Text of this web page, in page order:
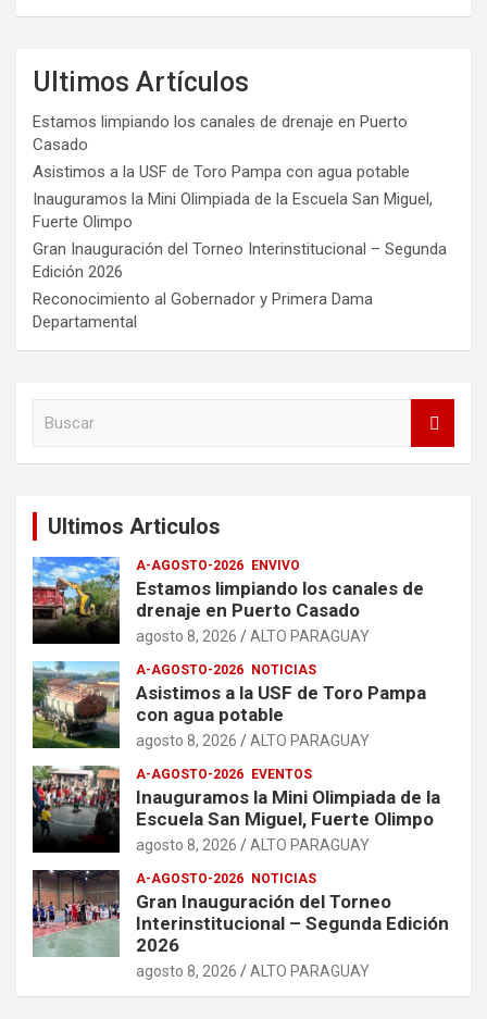
Ultimos Artículos
Estamos limpiando los canales de drenaje en Puerto
Casado
Asistimos a la USF de Toro Pampa con agua potable
Inauguramos la Mini Olimpiada de la Escuela San Miguel,
Fuerte Olimpo
Gran Inauguración del Torneo Interinstitucional – Segunda
Edición 2026
Reconocimiento al Gobernador y Primera Dama
Departamental
Ultimos Articulos
A-AGOSTO-2026 ENVIVO
Estamos limpiando los canales de
drenaje en Puerto Casado
agosto 8, 2026 ALTO PARAGUAY
A-AGOSTO-2026 NOTICIAS
Asistimos a la USF de Toro Pampa
con agua potable
agosto 8, 2026 ALTO PARAGUAY
A-AGOSTO-2026 EVENTOS
Inauguramos la Mini Olimpiada de la
Escuela San Miguel, Fuerte Olimpo
agosto 8, 2026 ALTO PARAGUAY
A-AGOSTO-2026 NOTICIAS
Gran Inauguración del Torneo
Interinstitucional – Segunda Edición
2026
agosto 8, 2026 ALTO PARAGUAY